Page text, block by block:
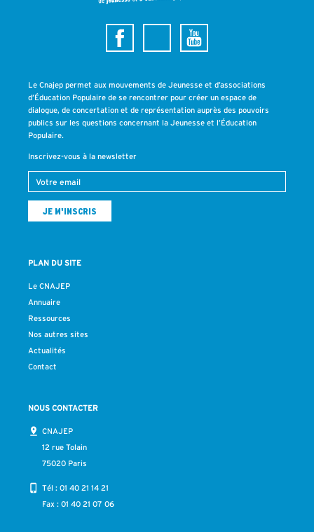
Le Cnajep permet aux mouvements de Jeunesse et d’associations
d’Éducation Populaire de se rencontrer pour créer un espace de
dialogue, de concertation et de représentation auprès des pouvoirs
publics sur les questions concernant la Jeunesse et l’Éducation
Populaire.
Inscrivez-vous à la newsletter
PLAN DU SITE
Le CNAJEP
Annuaire
Ressources
Nos autres sites
Actualités
Contact
NOUS CONTACTER
CNAJEP
12 rue Tolain
75020 Paris
Tél : 01 40 21 14 21
Fax : 01 40 21 07 06